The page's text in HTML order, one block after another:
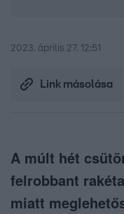
2023. április 27. 12:51
Link másolása
A múlt hét
felrobbant
miatt